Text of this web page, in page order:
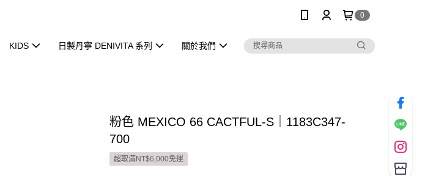
0
KIDS 日製丹寧 DENIVITA 系列 關於我們
粉色 MEXICO 66 CACTFUL-S｜1183C347-
700
超取滿NT$6,000免運